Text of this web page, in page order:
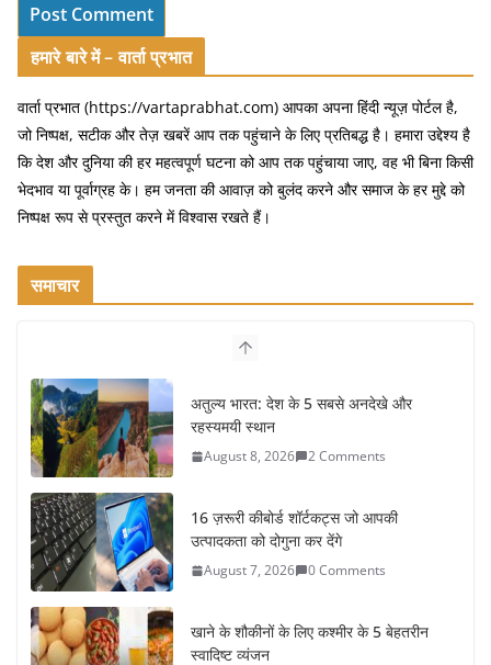
हमारे बारे में – वार्ता प्रभात
वार्ता प्रभात (https://vartaprabhat.com) आपका अपना हिंदी न्यूज़ पोर्टल है,
जो निष्पक्ष, सटीक और तेज़ खबरें आप तक पहुंचाने के लिए प्रतिबद्ध है। हमारा उद्देश्य है
कि देश और दुनिया की हर महत्वपूर्ण घटना को आप तक पहुंचाया जाए, वह भी बिना किसी
भेदभाव या पूर्वाग्रह के। हम जनता की आवाज़ को बुलंद करने और समाज के हर मुद्दे को
निष्पक्ष रूप से प्रस्तुत करने में विश्वास रखते हैं।
समाचार
अतुल्य भारत: देश के 5 सबसे अनदेखे और
रहस्यमयी स्थान
August 8, 2026 2 Comments
16 ज़रूरी कीबोर्ड शॉर्टकट्स जो आपकी
उत्पादकता को दोगुना कर देंगे
August 7, 2026 0 Comments
खाने के शौकीनों के लिए कश्मीर के 5 बेहतरीन
स्वादिष्ट व्यंजन